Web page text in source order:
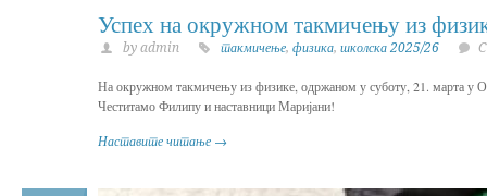
Успех на окружном такмичењу из
by admin такмичење, физика, школска 2025/26
На окружном такмичењу из физике, одржаном у суботу, 21. марта у
Честитамо Филипу и наставници Маријани!
Наставите читање →